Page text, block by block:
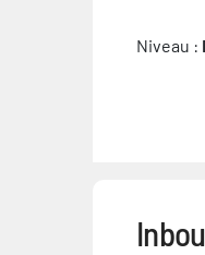
Niveau :